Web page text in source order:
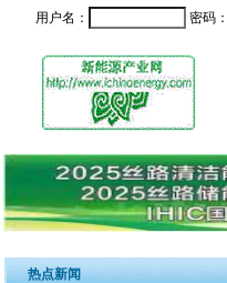
用户名： 密码：
热点新闻